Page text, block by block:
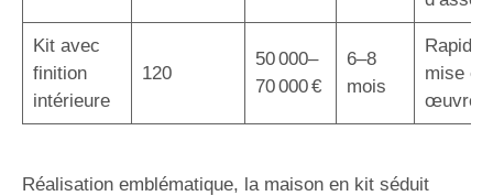
Kit avec
finition
intérieure
120
50 000–
70 000 €
6–8
mois
mise en
œuvre
Réalisation emblématique, la maison en kit séduit